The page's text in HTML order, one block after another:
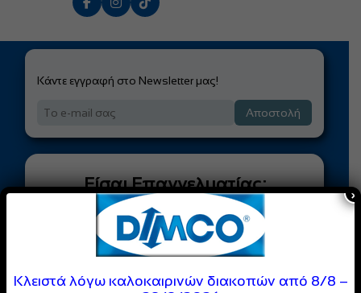
Κάντε εγγραφή στο Newsletter μας!
Αποστολή
Είσαι Επαγγελματίας;
Γίνε Μέλος της
DIMCO
Κοινότητας
Απόλαυσεειδικές τιμέςκαι
Κλειστά λόγω καλοκαιρινών διακοπών από 8/8 –
×